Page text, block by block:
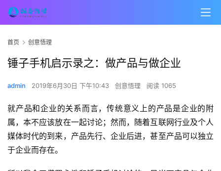
首页 创意悟理
锤子手机启示录之：做产品与做企业
admin 2019年6月30日 下午10:43 创意悟理 阅读 1065
就产品和企业的关系而言，传统意义上的产品是企业的附
属，本不应该放在一起讨论；然而，随着互联网行业及个人
媒体时代的到来，产品先行、企业后进，甚至产品可以独立
于企业而存在。